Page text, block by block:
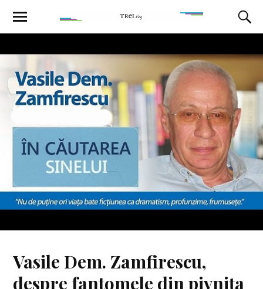
Vasile Dem. Zamfirescu,
despre fantomele din pivnița